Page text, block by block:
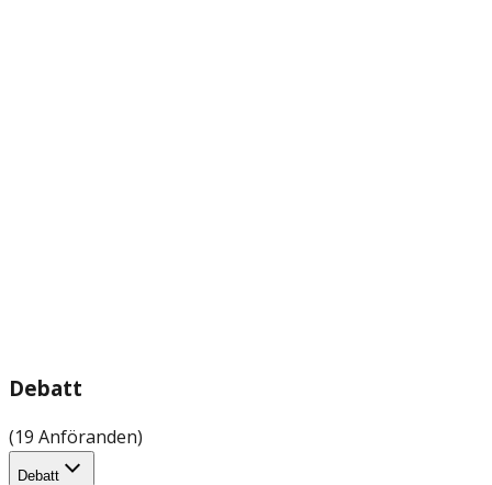
Debatt
(19 Anföranden)
Debatt